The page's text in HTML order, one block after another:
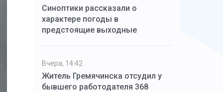
Синоптики рассказали о
характере погоды в
предстоящие выходные
Вчера, 14:42
Житель Гремячинска отсудил у
бывшего работодателя 368